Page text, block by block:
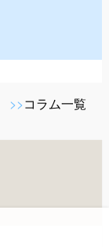
>>コラム一覧